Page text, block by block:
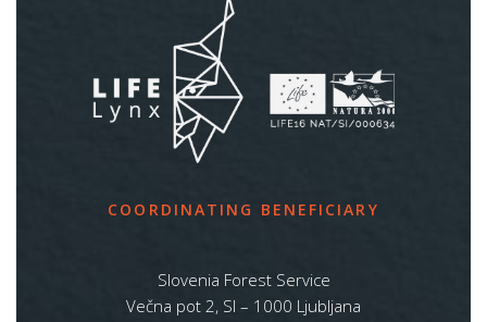
COORDINATING BENEFICIARY
Slovenia Forest Service
Večna pot 2, SI – 1000 Ljubljana